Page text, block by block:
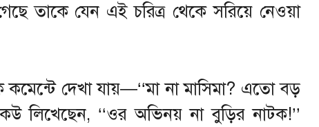
তাকে যেন এই চরিত্র থেকে সরিয়ে নেওয়া
দেখা যায়—‘‘মা না মাসিমা? এতো বড়
লিখেছেন, ‘‘ওর অভিনয় না বুড়ির নাটক!’’